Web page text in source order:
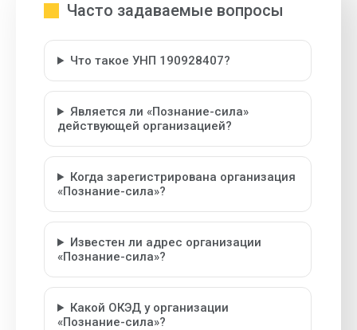
Часто задаваемые вопросы
Что такое УНП 190928407?
Является ли «Познание-сила»
действующей организацией?
Когда зарегистрирована организация
«Познание-сила»?
Известен ли адрес организации
«Познание-сила»?
Какой ОКЭД у организации
«Познание-сила»?